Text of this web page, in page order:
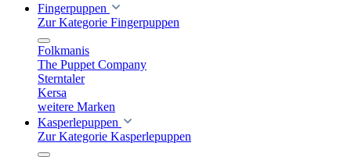
Fingerpuppen
Zur Kategorie Fingerpuppen
Folkmanis
The Puppet Company
Sterntaler
Kersa
weitere Marken
Kasperlepuppen
Zur Kategorie Kasperlepuppen